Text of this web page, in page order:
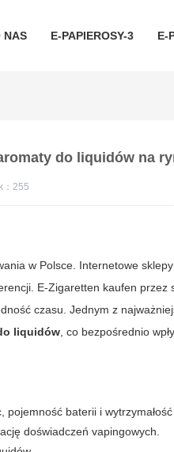
NAS E-PAPIEROSY-3 E-
do liquidów na
：255
w Polsce. Internetowe
E-Zigaretten kaufen przez
czasu. Jednym z
liquidów , co bezpośrednio
baterii i wytrzymałość
doświadczeń vapingowych.